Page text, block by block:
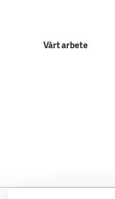
Vårt arbete